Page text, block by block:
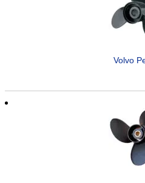
Volvo